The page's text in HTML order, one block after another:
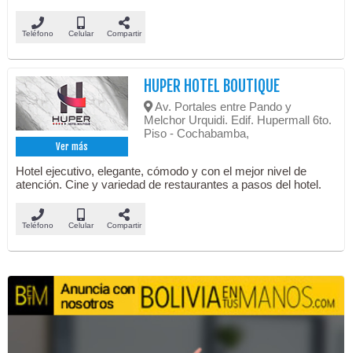
Teléfono Celular Compartir
Ver más
HUPER HOTEL BOUTIQUE
Av. Portales entre Pando y
Melchor Urquidi. Edif. Hupermall 6to.
Piso - Cochabamba,
Hotel ejecutivo, elegante, cómodo y con el mejor nivel de
atención. Cine y variedad de restaurantes a pasos del hotel.
Teléfono Celular Compartir